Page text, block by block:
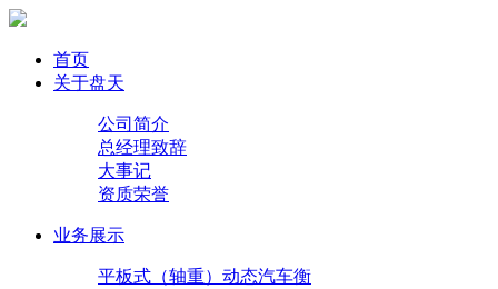
首页
关于盘天
公司简介
总经理致辞
大事记
资质荣誉
业务展示
平板式（轴重）动态汽车衡